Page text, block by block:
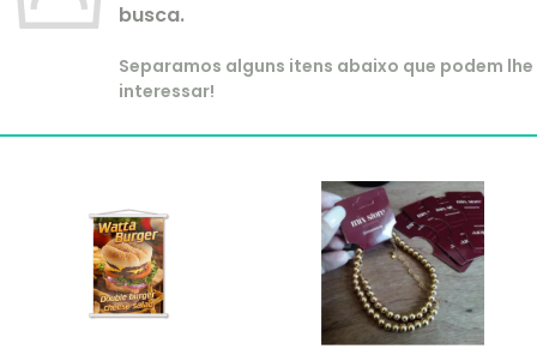
busca.
Separamos alguns itens abaixo que podem lhe
interessar!